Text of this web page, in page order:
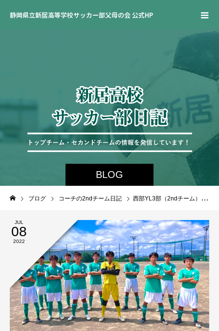
静岡県立新居高等学校サッカー部父母の会 公式HP
BLOG
ブログ コーチの2ndチーム日記 西部YL3部（2ndチーム）第4節vs啓陽 3-1○ （7月2日）
JUL
08
2022